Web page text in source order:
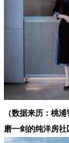
（数据来历：桃
磨一剑的纯洋房社